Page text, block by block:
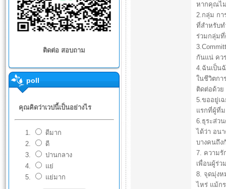
ติดต่อ สอบถาม
poll
คุณคิดว่าเวปนี้เป็นอย่างไร
ดีมาก
ดี
ปานกลาง
แย่
แย่มาก
หากคุณไ
2.กลุ่ม กา
ที่สำหรับท
ร่วมกลุ่มที่
กันแน่ คว
4.ฉันเป็น
ในชีวิตกา
ติดต่อด้วย
5.ขออยู่เ
แรกที่ผู้ที่
6.ธุระส่ว
ได้ว่า อน
บางคนถึง
7. ความรั
เพื่อนผู้ร่ว
8. จุดมุ่งห
ไหร่ แม้ก